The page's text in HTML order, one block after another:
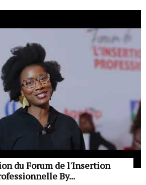
du Forum de l'Insertion
By...